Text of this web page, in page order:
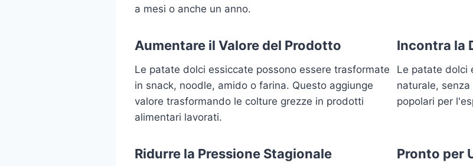
a mesi o anche un anno.
Aumentare il Valore del Prodotto
Le patate dolci essiccate possono essere trasformate
in snack, noodle, amido o farina. Questo aggiunge
valore trasformando le colture grezze in prodotti
alimentari lavorati.
Incontra la
Le patate dolci
naturale,
popolari per
Ridurre la Pressione Stagionale Pronto per